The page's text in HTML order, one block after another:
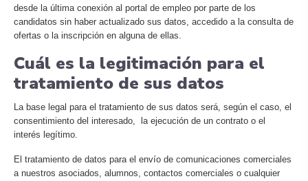
desde la última conexión al portal de empleo por parte de los
candidatos sin haber actualizado sus datos, accedido a la consulta de
ofertas o la inscripción en alguna de ellas.
Cuál es la legitimación para el
tratamiento de sus datos
La base legal para el tratamiento de sus datos será, según el caso, el
consentimiento del interesado, la ejecución de un contrato o el
interés legítimo.
El tratamiento de datos para el envío de comunicaciones comerciales
a nuestros asociados, alumnos, contactos comerciales o cualquier